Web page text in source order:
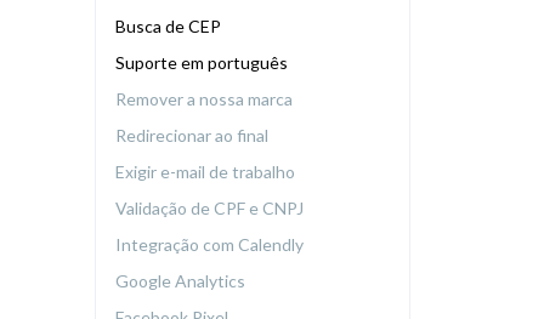
Busca de CEP
Suporte em português
Remover a nossa marca
Redirecionar ao final
Exigir e-mail de trabalho
Validação de CPF e CNPJ
Integração com Calendly
Google Analytics